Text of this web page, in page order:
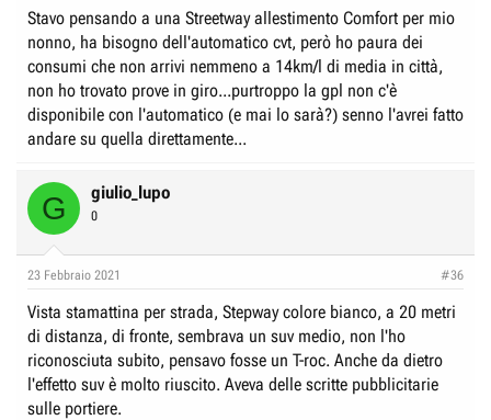
Stavo pensando a una Streetway allestimento Comfort per mio
nonno, ha bisogno dell'automatico cvt, però ho paura dei
consumi che non arrivi nemmeno a 14km/l di media in città,
non ho trovato prove in giro...purtroppo la gpl non c'è
disponibile con l'automatico (e mai lo sarà?) senno l'avrei fatto
andare su quella direttamente...
G giulio_lupo
0
23 Febbraio 2021 #36
Vista stamattina per strada, Stepway colore bianco, a 20 metri
di distanza, di fronte, sembrava un suv medio, non l'ho
riconosciuta subito, pensavo fosse un T-roc. Anche da dietro
l'effetto suv è molto riuscito. Aveva delle scritte pubblicitarie
sulle portiere.